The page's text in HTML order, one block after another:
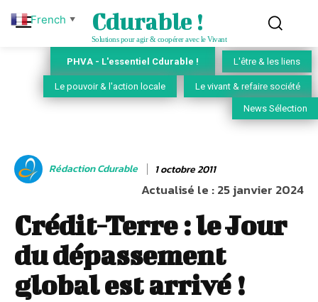
Cdurable !
Solutions pour agir & coopérer avec le Vivant
PHVA - L'essentiel Cdurable ! L'être & les liens
Le pouvoir & l'action locale Le vivant & refaire société
News Sélection
Rédaction Cdurable 1 octobre 2011
Actualisé le :25 janvier 2024
Crédit-Terre : le Jour
du dépassement
global est arrivé !
French ▼